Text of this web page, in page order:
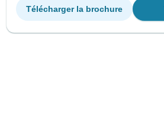
Télécharger la brochure